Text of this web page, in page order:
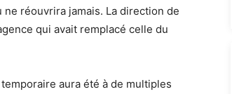
ne réouvrira jamais. La direction de
qui avait remplacé celle du
aura été à de multiples